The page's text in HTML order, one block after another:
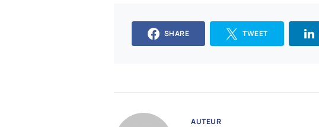
SHARE TWEET
AUTEUR